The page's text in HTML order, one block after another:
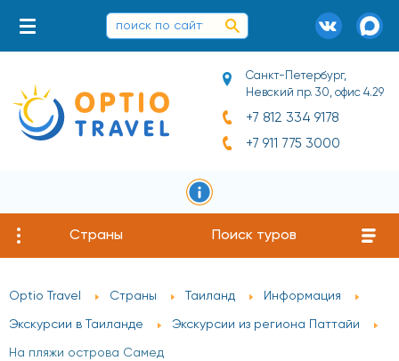
Санкт-Петербург,
Невский пр. 30, офис 4.29
+7 812 334 9178
+7 911 775 3000
Страны Поиск туров
Optio Travel Страны Таиланд Информация
Экскурсии в Таиланде Экскурсии из региона Паттайи
На пляжи острова Самед